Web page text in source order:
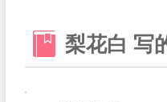
梨花白 写